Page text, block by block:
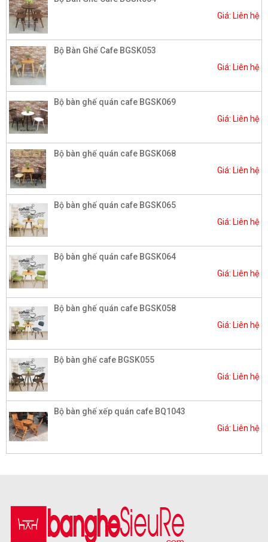
Giá: Liên hệ
Bộ Bàn Ghế Cafe BGSK053
Giá: Liên hệ
Bộ bàn ghế quán cafe BGSK069
Giá: Liên hệ
Bộ bàn ghế quán cafe BGSK068
Giá: Liên hệ
Bộ bàn ghế quán cafe BGSK065
Giá: Liên hệ
Bộ bàn ghế quán cafe BGSK064
Giá: Liên hệ
Bộ bàn ghế quán cafe BGSK058
Giá: Liên hệ
Bộ bàn ghế cafe BGSK055
Giá: Liên hệ
Bộ bàn ghế xếp quán cafe BQ1043
Giá: Liên hệ